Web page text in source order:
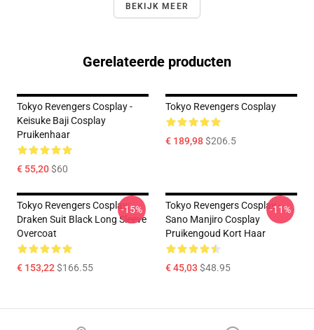
BEKIJK MEER
Gerelateerde producten
Tokyo Revengers Cosplay -
Keisuke Baji Cosplay
Pruikenhaar
€ 55,20$60
Tokyo Revengers Cosplay
€ 189,98$206.5
Tokyo Revengers Cosplay:
Draken Suit Black Long Sleeve
Overcoat
€ 153,22$166.55
-15%
Tokyo Revengers Cosplay -
Sano Manjiro Cosplay
Pruikengoud Kort Haar
€ 45,03 $48.95
-11%